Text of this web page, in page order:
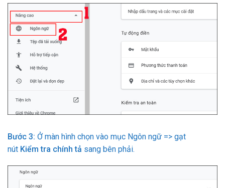
Bước 3: Ở màn hình chọn vào mục Ngôn ngữ => gạt
nút Kiểm tra chính tả sang bên phải.